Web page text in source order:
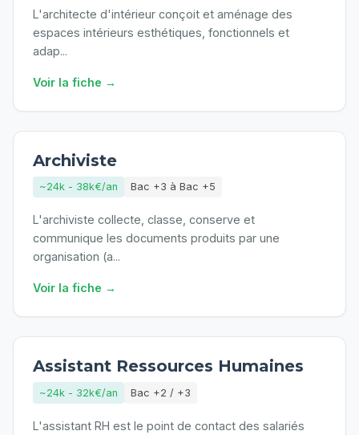
L'architecte d'intérieur conçoit et aménage des
espaces intérieurs esthétiques, fonctionnels et
adap...
Voir la fiche →
Archiviste
~24k - 38k€/an Bac +3 à Bac +5
L'archiviste collecte, classe, conserve et
communique les documents produits par une
organisation (a...
Voir la fiche →
Assistant Ressources Humaines
~24k - 32k€/an Bac +2 / +3
L'assistant RH est le point de contact des salariés